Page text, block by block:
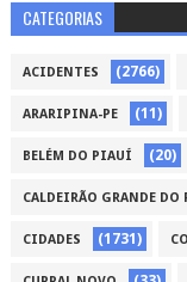
CATEGORIAS
ACIDENTES (2766)
ARARIPINA-PE (11)
BELÉM DO PIAUÍ (20)
CALDEIRÃO GRANDE
CIDADES (1731)